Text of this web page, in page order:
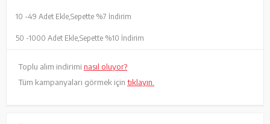
10 -49 Adet Ekle, Sepette %7 İndirim
50 -1000 Adet Ekle, Sepette %10 İndirim
Toplu alım indirimi nasıl oluyor?
Tüm kampanyaları görmek için tıklayın.